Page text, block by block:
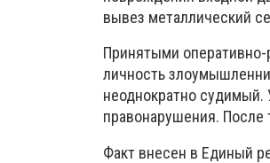
вывез металлический
Принятыми
личность
неоднократно
правонарушения. После
Факт внесен в Единый